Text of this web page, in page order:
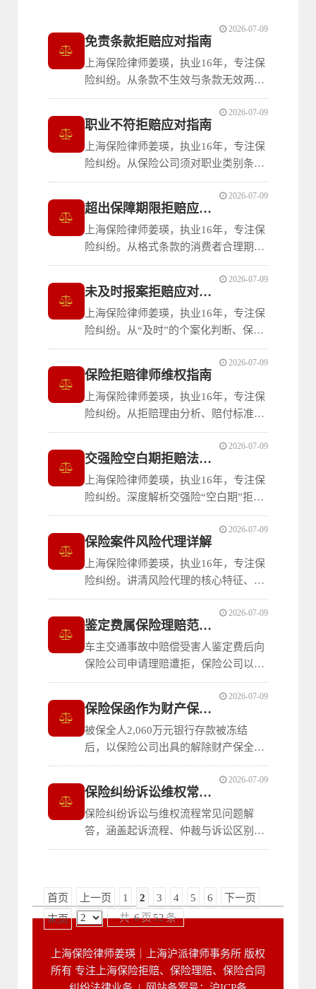
免责条款拒赔应对指南
上海保险律师姜瑛，执业16年，专注保
险纠纷。从条款不生效与条款无效两条
核心路径出发，逐一讲清应对免责条款
拒赔的完整思路：审查提示说明义务的
履行、审查条款内容是否违反强制性规
定，帮助消费者判断拒赔是否成立。
2026-07-09
职业不符拒赔应对指南
上海保险律师姜瑛，执业16年，专注保
险纠纷。从保险公司须对职业类别条款
尽到提示说明义务、未如实告知抗辩的
询问与勾选审查、以及事故与职业风险
是否有因果关系三个维度，逐一讲清应
对职业不符拒赔的完整思路。
2026-07-09
超出保障期限拒赔应对指南
上海保险律师姜瑛，执业16年，专注保
险纠纷。从格式条款的消费者合理期待
解释、公序良俗原则防止道德风险、以
及免责条款效力审查三个维度，逐一讲
清应对死亡时间超出合同约定期限被拒
赔的完整抗辩思路。
2026-07-09
未及时报案拒赔应对指南
上海保险律师姜瑛，执业16年，专注保
险纠纷。从“及时”的个案化判断、保险
公司须证明迟延影响事故认定、以及结
合具体案情审查三个维度，逐一讲清应
对未及时报案拒赔的完整思路，帮助消
费者判断拒赔是否成立。
2026-07-09
保险拒赔律师维权指南
上海保险律师姜瑛，执业16年，专注保
险纠纷。从拒赔理由分析、赔付标准审
查到律师在案件评估、证据准备与协商
诉讼代理中的三重作用，帮助被拒赔消
费者理清维权思路，通过专业法律支持
争取合理赔偿。
2026-07-09
交强险空白期拒赔法律解析
上海保险律师姜瑛，执业16年，专注保
险纠纷。深度解析交强险“空白期”拒赔
的法律问题：从真实案例讲清保险公司
未告知生效时间时的合同效力认定，附
保监会通知解读与维权策略，帮助车主
在投保后立即出险时有效应对。
2026-07-09
保险案件风险代理详解
上海保险律师姜瑛，执业16年，专注保
险纠纷。讲清风险代理的核心特征、保
险案件的法律适用及对委托人的利弊分
析，并与一般代理、半风险代理进行对
比，帮助消费者在委托律师打保险官司
时选择最适合的付费模式。
2026-07-09
鉴定费属保险理赔范围裁判规则
车主交通事故中赔偿受害人鉴定费后向
保险公司申请理赔遭拒，保险公司以
“第三者间接损失”免责条款拒赔。上海
一中院终审判决保险公司赔偿鉴定费。
裁判明确：根据《保险法》第六十四
条，为查明和确定保险事故性质、原因
及损失程度所支付的鉴定费属必要合理
费用，应由保险
2026-07-09
保险保函作为财产保全反担保首例裁定
被保全人2,060万元银行存款被冻结
后，以保险公司出具的解除财产保全保
证保险保函申请解封。南京江宁开发区
法院作出全国首例裁定，明确此类不可
撤销的见索即付型保险保函属于充分有
效的反担保形式，准许以保险保函置换
解封资金。裁判明确：担保金额与申请
保全数额及诉讼
2026-07-09
保险纠纷诉讼维权常见问题
保险纠纷诉讼与维权流程常见问题解
答，涵盖起诉流程、仲裁与诉讼区别、
案由选择、诉讼费计算、理赔拖延、理
问题。
2026-07-09
首页 上一页 1 2 3 4 5 6
下一页
末页
共6页52条
上海保险律师姜瑛｜上海沪派律师事务所 版权
所有 专注上海保险拒赔、保险理赔、保险合同